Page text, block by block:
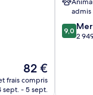
Le
nouveau
prix
82 €
frais compris
sept. - 5 sept.
admis
9.0
sur
9,0
2